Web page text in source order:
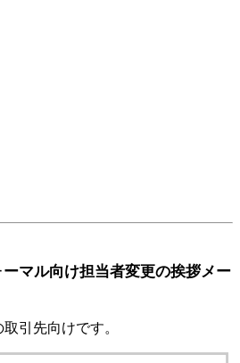
マル向け担当者変更の挨拶メー
引先向けです。